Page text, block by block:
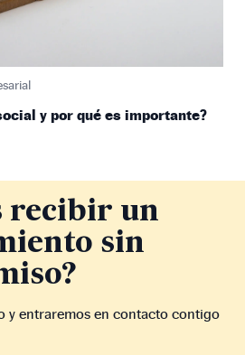
y por qué es importante?
recibir un
sin
y entraremos en contacto contigo